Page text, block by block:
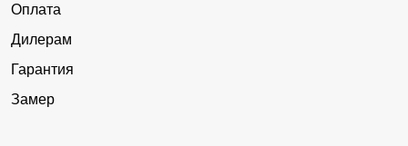
Оплата
Дилерам
Гарантия
Замер